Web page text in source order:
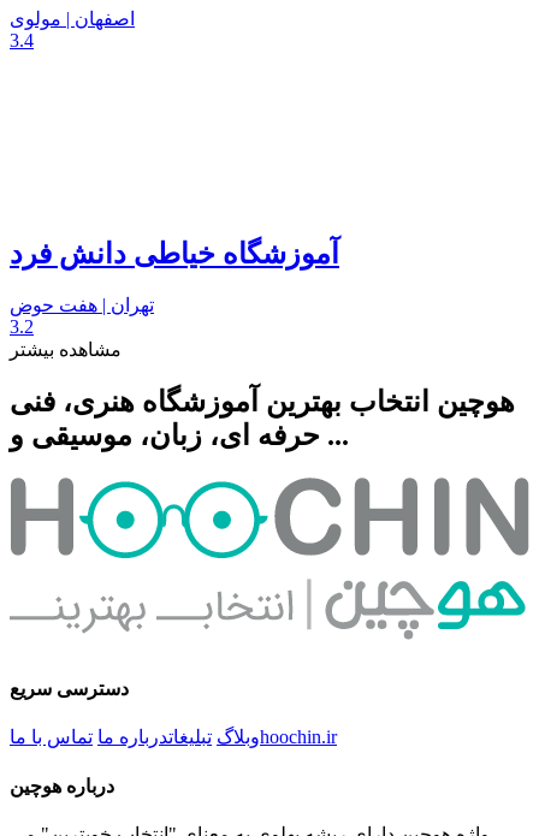
اصفهان | مولوی
3.4
آموزشگاه خیاطی دانش فرد
تهران | هفت حوض
3.2
مشاهده بیشتر
هوچین انتخاب بهترین آموزشگاه هنری، فنی
حرفه ای، زبان، موسیقی و ...
دسترسی سریع
وبلاگ تبلیغاتدرباره ما تماس با ما hoochin.ir
درباره هوچین